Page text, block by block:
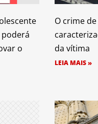
poderá
o
O crime
da vítima
LEIA MAIS »